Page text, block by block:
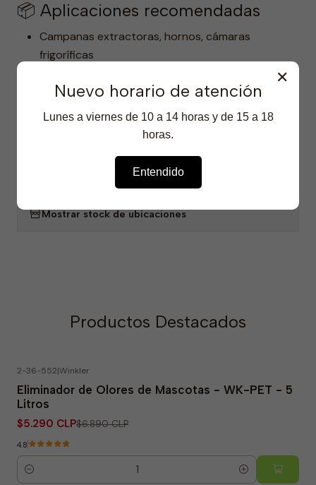
📦 Aplicaciones recomendadas
Campanas extractoras, hornos, cámaras
frigoríficas
Ascensores, pomos, marcos, puertas y ventanas
Equipos de acero inoxidable en clínicas, cocinas y
laboratorios
Superficies metálicas en oficinas, moteles,
Mostrar stock de ubicaciones
Productos Destacados
2-36-552|Winkler
Eliminador de Olores de Mascotas - WK-PET - 5
Litros
$5.290 CLP$6.890 CLP
4.8
Cantidad
✕
Nuevo horario de atención
Lunes a viernes de 10 a 14 horas y de 15 a 18
horas.
Entendido